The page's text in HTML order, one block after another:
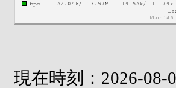
現在時刻：2026-08-